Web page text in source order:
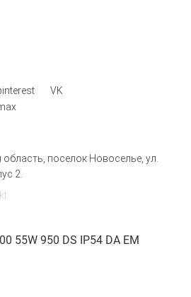
VK
поселок Новоселье, ул.
2.